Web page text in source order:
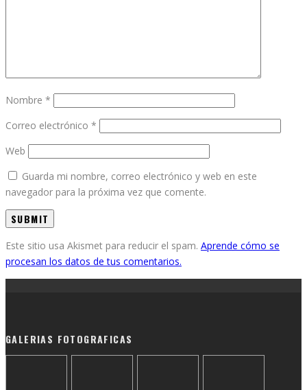
Nombre *
Correo electrónico *
Web
Guarda mi nombre, correo electrónico y web en este
navegador para la próxima vez que comente.
Este sitio usa Akismet para reducir el spam. Aprende cómo se
procesan los datos de tus comentarios.
GALERIAS FOTOGRAFICAS